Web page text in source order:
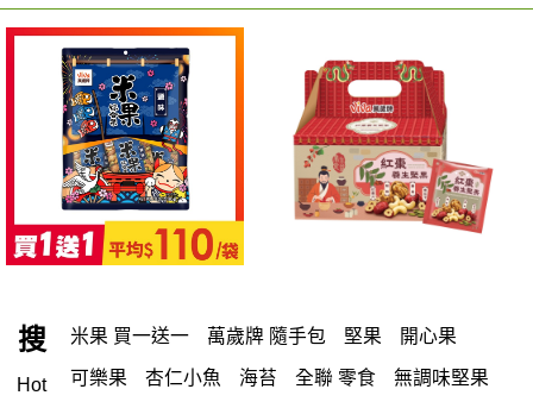
搜
Hot
米果 買一送一 萬歲牌 隨手包 堅果 開心果
可樂果 杏仁小魚 海苔 全聯 零食 無調味堅果